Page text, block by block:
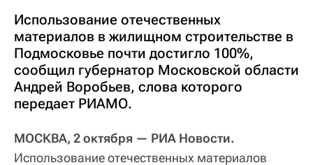
Использование отечественных
материалов в жилищном строительстве в
Подмосковье почти достигло 100%,
сообщил губернатор Московской области
Андрей Воробьев, слова которого
передает РИАМО.
МОСКВА, 2 октября — РИА Новости.
Использование отечественных материалов